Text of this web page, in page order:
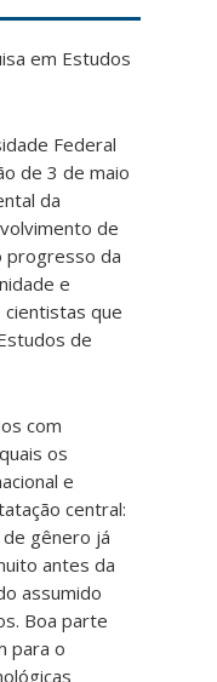
em Estudos
Federal
de 3 de maio
da
de
progresso da
e
que
de
com
os
e
central:
gênero já
antes da
assumido
Boa parte
para o